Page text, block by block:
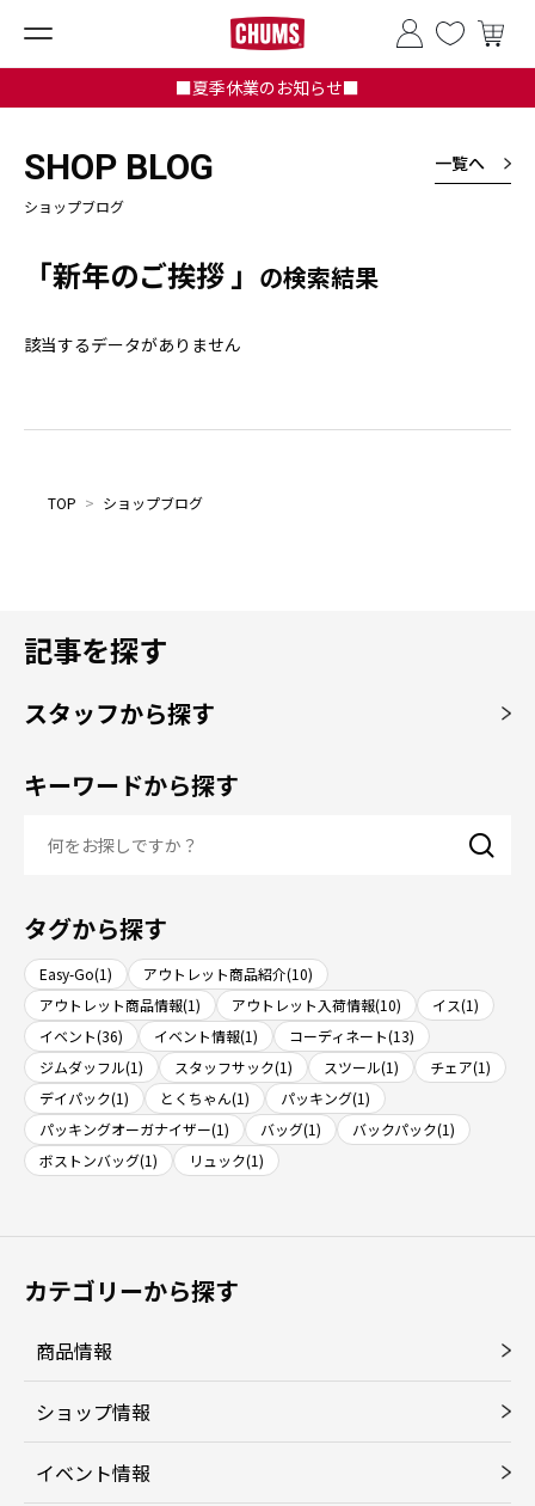
■夏季休業のお知らせ■
SHOP BLOG
ショップブログ
一覧へ
「新年のご挨拶 」 の検索結果
該当するデータがありません
TOP > ショップブログ
記事を探す
スタッフから探す
キーワードから探す
タグから探す
Easy-Go(1)
アウトレット商品紹介(10)
アウトレット商品情報(1)
アウトレット入荷情報(10)
イス(1)
イベント(36)
イベント情報(1)
コーディネート(13)
ジムダッフル(1)
スタッフサック(1) スツール(1)
チェア(1)
デイパック(1)
とくちゃん(1)
パッキング(1)
パッキングオーガナイザー(1)
バッグ(1)
バックパック(1)
ボストンバッグ(1)
リュック(1)
カテゴリーから探す
商品情報
ショップ情報
イベント情報